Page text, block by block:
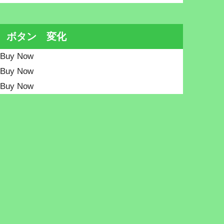
ボタン 変化
Buy Now
Buy Now
Buy Now